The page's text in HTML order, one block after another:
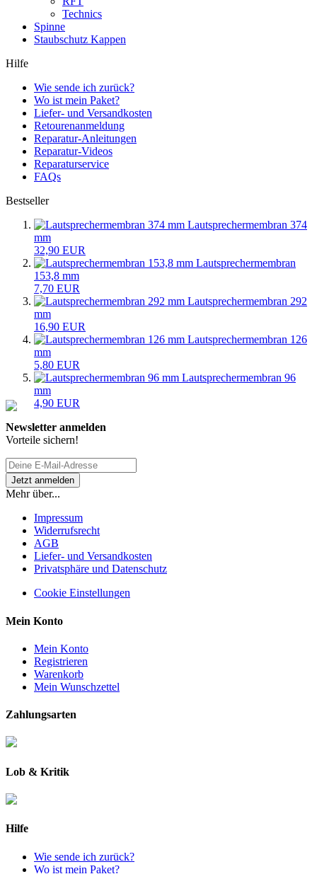
Technics
Spinne
Staubschutz Kappen
Hilfe
Wie sende ich zurück?
Wo ist mein Paket?
Liefer- und Versandkosten
Retourenanmeldung
Reparatur-Anleitungen
Reparatur-Videos
Reparaturservice
FAQs
Bestseller
Lautsprechermembran 374
mm
32,90 EUR
Lautsprechermembran
153,8 mm
7,70 EUR
Lautsprechermembran 292
mm
16,90 EUR
Lautsprechermembran 126
mm
5,80 EUR
Lautsprechermembran 96
mm
4,90 EUR
Newsletter anmelden
Vorteile sichern!
Mehr über...
Impressum
Widerrufsrecht
AGB
Liefer- und Versandkosten
Privatsphäre und Datenschutz
Cookie Einstellungen
Mein Konto
Mein Konto
Registrieren
Warenkorb
Mein Wunschzettel
Zahlungsarten
Lob & Kritik
Hilfe
Wie sende ich zurück?
Wo ist mein Paket?